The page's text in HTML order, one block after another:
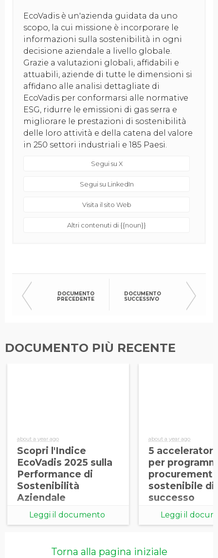
EcoVadis è un'azienda guidata da uno
scopo, la cui missione è incorporare le
informazioni sulla sostenibilità in ogni
decisione aziendale a livello globale.
Grazie a valutazioni globali, affidabili e
attuabili, aziende di tutte le dimensioni si
affidano alle analisi dettagliate di
EcoVadis per conformarsi alle normative
ESG, ridurre le emissioni di gas serra e
migliorare le prestazioni di sostenibilità
delle loro attività e della catena del valore
in 250 settori industriali e 185 Paesi.
Segui su X
Segui su LinkedIn
Visita il sito Web
Altri contenuti di {{noun}}
DOCUMENTO
PRECEDENTE
DOCUMENTO
SUCCESSIVO
DOCUMENTO PIÙ RECENTE
about a year ago
Scopri l'Indice
EcoVadis 2025 sulla
Performance di
Sostenibilità
Aziendale
Leggi il documento
about a year ago
5 acceleratori
per
procurement
sostenibile di
successo
Leggi il
Torna alla pagina iniziale